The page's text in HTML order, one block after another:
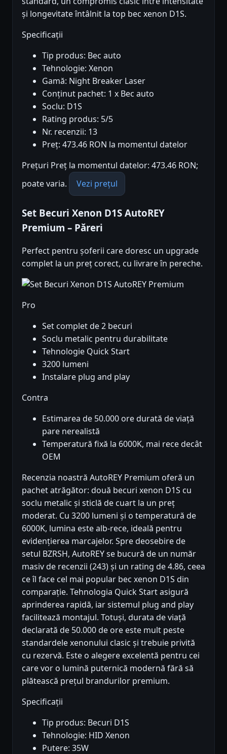
și longevitate întâlnit la top bec xenon D1S.
Specificații
Tip produs: Bec auto
Tehnologie: Xenon
Gamă: Night Breaker Laser
Conținut pachet: 1 x Bec auto
Soclu: D1S
Rating produs: 5/5
Nr. recenzii: 13
Preț: 473.46 RON la momentul datelor
Prețuri Preț la momentul datelor: 473.46 RON;
poate varia.
Vezi prețul
Set Becuri Xenon D1S AutoREY
Premium – Păreri
Perfect pentru șoferii care doresc un upgrade
complet la un preț corect, cu livrare în pereche.
Pro
Set complet de 2 becuri
Soclu metalic pentru durabilitate
Tehnologie Quick Start
3200 lumeni
Instalare plug and play
Contra
Estimarea de 50.000 ore durată de viață
pare nerealistă
Temperatură fixă la 6000K, mai rece decât
OEM
Recenzia noastră AutoREY Premium oferă un
pachet atrăgător: două becuri xenon D1S cu
soclu metalic și sticlă de cuart la un preț
moderat. Cu 3200 lumeni și o temperatură de
6000K, lumina este alb-rece, ideală pentru
evidențierea marcajelor. Spre deosebire de
setul BZRSH, AutoREY se bucură de un număr
masiv de recenzii (243) și un rating de 4.86, ceea
ce îl face cel mai popular bec xenon D1S din
comparație. Tehnologia Quick Start asigură
aprinderea rapidă, iar sistemul plug and play
facilitează montajul. Totuși, durata de viață
declarată de 50.000 de ore este mult peste
standardele xenonului clasic și trebuie privită
cu rezervă. Este o alegere excelentă pentru cei
care vor o lumină puternică modernă fără să
plătească prețul brandurilor premium.
Specificații
Tip produs: Becuri D1S
Tehnologie: HID Xenon
Putere: 35W